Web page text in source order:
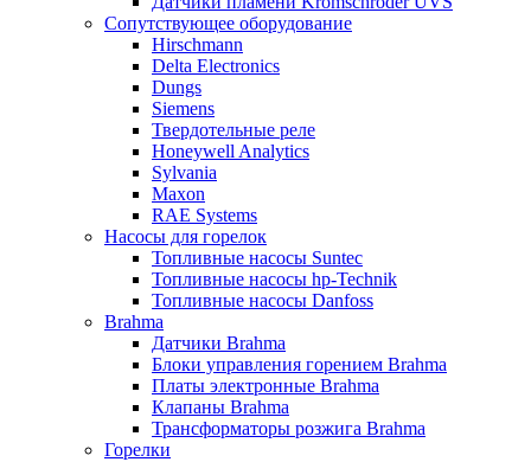
Сопутствующее оборудование
Hirschmann
Delta Electronics
Dungs
Siemens
Твердотельные реле
Honeywell Analytics
Sylvania
Maxon
RAE Systems
Насосы для горелок
Топливные насосы Suntec
Топливные насосы hp-Technik
Топливные насосы Danfoss
Brahma
Датчики Brahma
Блоки управления горением Brahma
Платы электронные Brahma
Клапаны Brahma
Трансформаторы розжига Brahma
Горелки